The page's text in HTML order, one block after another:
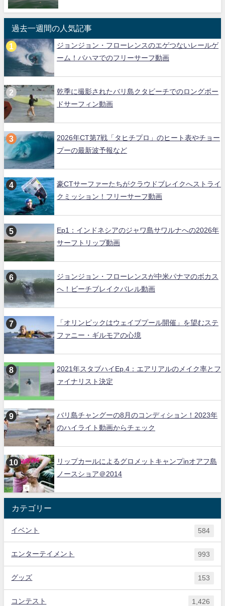
過去一週間の人気記事
ジョンジョン・フローレンスのエゲつないレールゲ
ーム！バハマでのフリーサーフ動画
乾季に撮影されたバリ島クタビーチでのロングボー
ドサーフィン動画
2026年CT第7戦「タヒチプロ」のヒート表やチョー
プーの最新波予報など
豪CTサーファーたちがクラウドブレイクへストライ
クミッション！フリーサーフ動画
Ep1：インドネシアのジャワ島サワルナへの2026年
サーフトリップ動画
ジョンジョン・フローレンスが中米パナマのボカス
へ！ビーチブレイクバレル動画
「オリンピックはウェイブプール開催」を望むステ
ファニー・ギルモアの心境
2021年スタブハイEp.4：エアリアルのメイク率とフ
ァイナリスト決定
バリ島チャングーの8月のコンディション！2023年
のハイライト動画からチェック
リップカールによるグロメットキャンプinオアフ島
ノースショア＠2014
カテゴリー
イベント 584
エンターテイメント 993
グッズ 153
コンテスト 1,426